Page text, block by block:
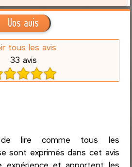
Vos avis
tous les avis
33 avis
lire comme tous les
sont exprimés dans cet avis
expérience et apportent les